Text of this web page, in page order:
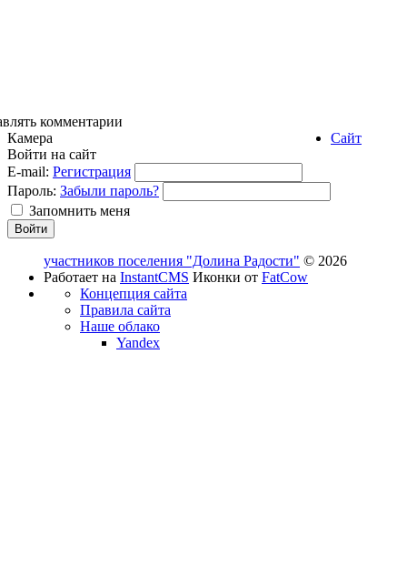
комментарии
Камера
Войти на сайт
E-mail: Регистрация
Пароль: Забыли пароль?
Запомнить меня
Сайт
участников поселения "Долина Радости" © 2026
Работает на InstantCMS Иконки от FatCow
Концепция сайта
Правила сайта
Наше облако
Yandex